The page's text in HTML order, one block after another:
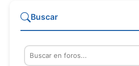
Buscar